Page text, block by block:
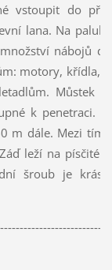
vstoupit do
lana. Na
nábojů
motory, křídla,
Můstek a
k penetraci.
m dále. Mezi tím
leží na
šroub je